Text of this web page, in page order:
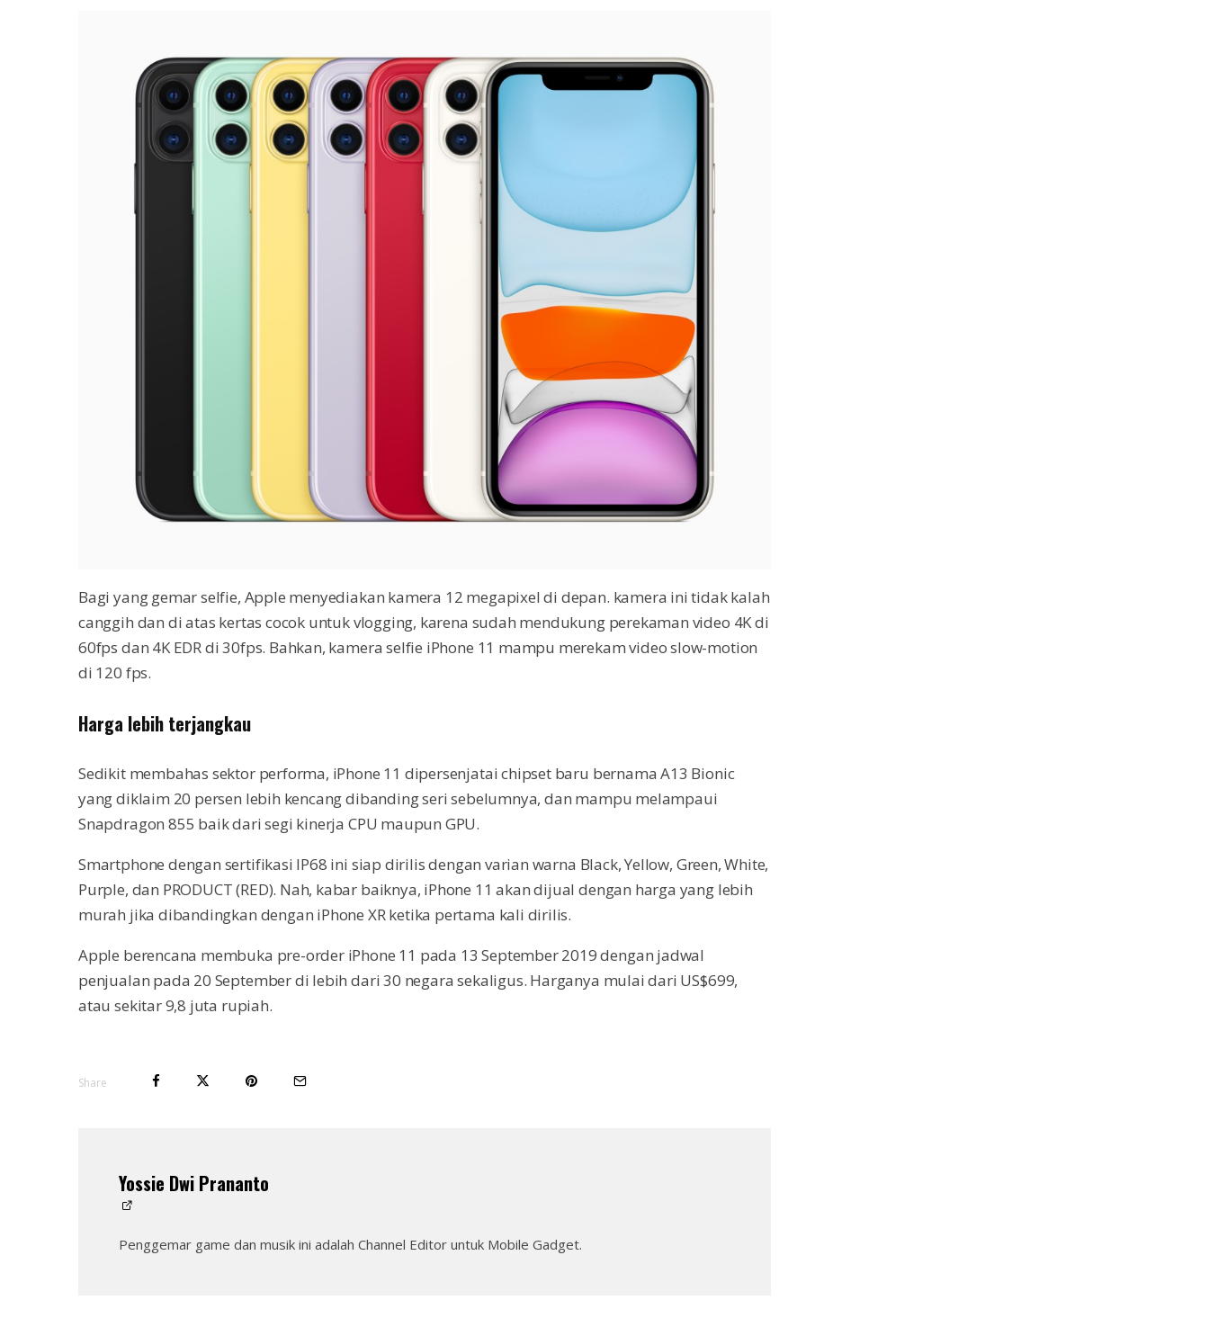
Bagi yang gemar selfie, Apple menyediakan kamera 12 megapixel di depan. kamera ini tidak kalah
canggih dan di atas kertas cocok untuk vlogging, karena sudah mendukung perekaman video 4K di
60fps dan 4K EDR di 30fps. Bahkan, kamera selfie iPhone 11 mampu merekam video slow-motion
di 120 fps.
Harga lebih terjangkau
Sedikit membahas sektor performa, iPhone 11 dipersenjatai chipset baru bernama A13 Bionic
yang diklaim 20 persen lebih kencang dibanding seri sebelumnya, dan mampu melampaui
Snapdragon 855 baik dari segi kinerja CPU maupun GPU.
Smartphone dengan sertifikasi IP68 ini siap dirilis dengan varian warna Black, Yellow, Green, White,
Purple, dan PRODUCT (RED). Nah, kabar baiknya, iPhone 11 akan dijual dengan harga yang lebih
murah jika dibandingkan dengan iPhone XR ketika pertama kali dirilis.
Apple berencana membuka pre-order iPhone 11 pada 13 September 2019 dengan jadwal
penjualan pada 20 September di lebih dari 30 negara sekaligus. Harganya mulai dari US$699,
atau sekitar 9,8 juta rupiah.
Share
Yossie Dwi Prananto
Penggemar game dan musik ini adalah Channel Editor untuk Mobile Gadget.